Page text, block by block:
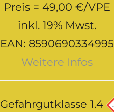
Preis = 49,00 €/VPE
inkl. 19% Mwst.
EAN: 8590690334995
Weitere Infos
Gefahrgutklasse 1.4